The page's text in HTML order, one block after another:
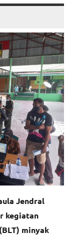
Jendral
kegiatan
minyak